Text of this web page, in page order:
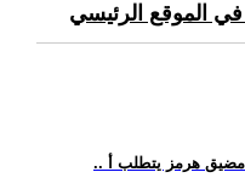
الموقع الرئيسي
مضيق هرمز يتطلب أ